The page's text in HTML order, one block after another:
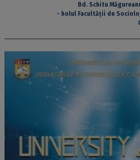
Bd. Schitu
- holul Facultății de